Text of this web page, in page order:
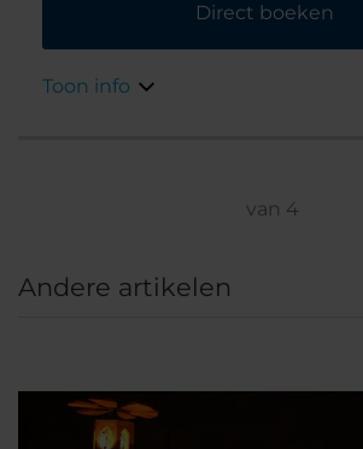
shops en biertuinenDirect boeken
Toon info
van 4
Andere artikelen